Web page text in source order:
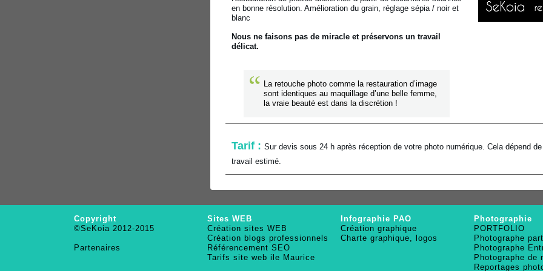
en bonne résolution. Amélioration du grain, réglage sépia / noir et
blanc
Nous ne faisons pas de miracle et préservons un travail
délicat.
La retouche photo comme la restauration d’image
sont identiques au maquillage d’une belle femme,
la vraie beauté est dans la discrétion !
Tarif : Sur devis sous 24 h après réception de votre photo numérique. Cela dépend
travail estimé.
Copyright
©SeKoia 2012-2015
Partenaires
Sites WEB
Création sites WEB
Création blogs professionnels
Référencement SEO
Tarifs site web ile Maurice
Infographie PAO
Création graphique
Charte graphique, logos
Photographie
PORTFOLIO
Photographe
Photographe
Photographe de
Reportages